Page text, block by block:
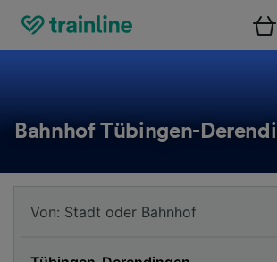
Bahnhof Tübingen-